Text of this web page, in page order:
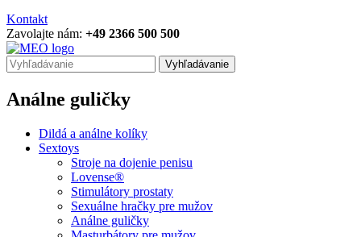
Kontakt
Zavolajte nám: +49 2366 500 500
Vyhľadávanie
Análne guličky
Dildá a análne kolíky
Sextoys
Stroje na dojenie penisu
Lovense®
Stimulátory prostaty
Sexuálne hračky pre mužov
Análne guličky